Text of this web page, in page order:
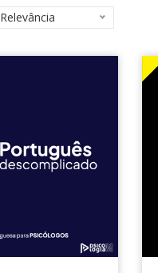
Relevância